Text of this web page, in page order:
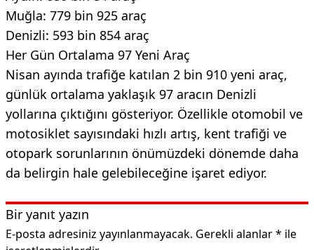
Muğla: 779 bin 925 araç
Denizli: 593 bin 854 araç
Her Gün Ortalama 97 Yeni Araç
Nisan ayında trafiğe katılan 2 bin 910 yeni araç,
günlük ortalama yaklaşık 97 aracın Denizli
yollarına çıktığını gösteriyor. Özellikle otomobil ve
motosiklet sayısındaki hızlı artış, kent trafiği ve
otopark sorunlarının önümüzdeki dönemde daha
da belirgin hale gelebileceğine işaret ediyor.
Bir yanıt yazın
E-posta adresiniz yayınlanmayacak. Gerekli alanlar* ile